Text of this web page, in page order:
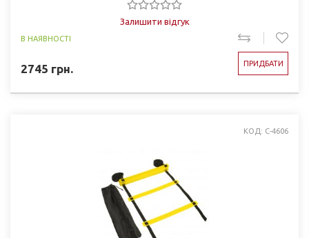
Залишити відгук
В НАЯВНОСТІ
2745 грн. ПРИДБАТИ
КОД: C-4606